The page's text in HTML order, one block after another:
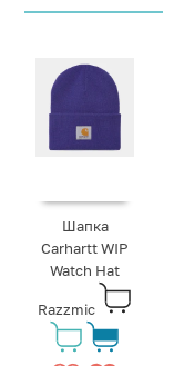
Шапка
Carhartt WIP
Watch Hat
Razzmic